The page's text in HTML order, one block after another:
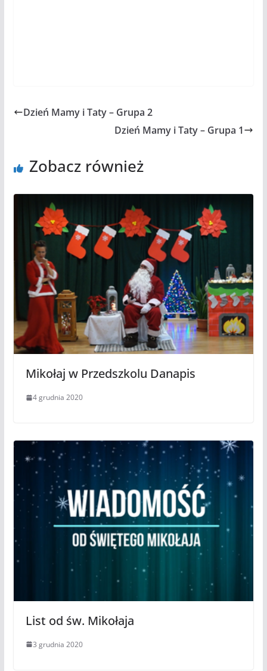
Dzień Mamy i Taty – Grupa 2
Dzień Mamy i Taty – Grupa 1
Zobacz również
Mikołaj w Przedszkolu Danapis
4 grudnia 2020
List od św. Mikołaja
3 grudnia 2020